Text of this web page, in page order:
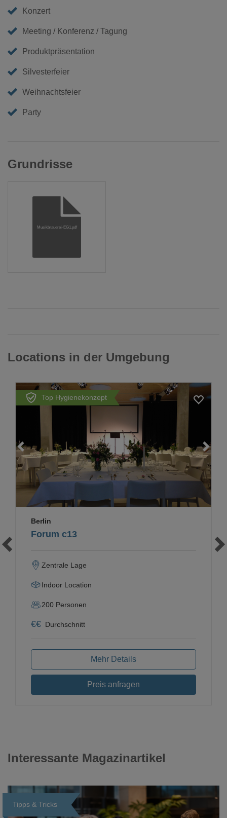
Konzert
Meeting / Konferenz / Tagung
Produktpräsentation
Silvesterfeier
Weihnachtsfeier
Party
Grundrisse
Musikbrauerei-EG1.pdf
Locations in der Umgebung
Top Hygienekonzept
Loading...
Forum c13
Berlin
Zentrale Lage
Indoor Location
200 Personen
€€ Durchschnitt
Mehr Details
Preis anfragen
Interessante Magazinartikel
Tipps & Tricks